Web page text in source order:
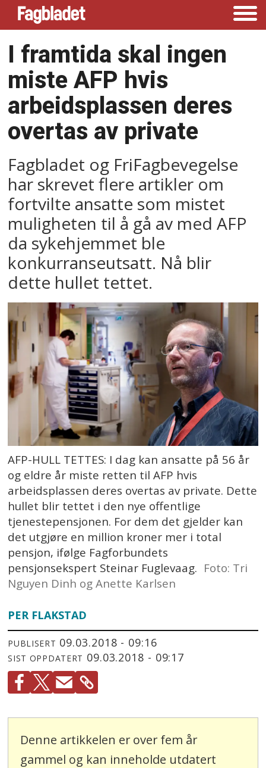
I framtida skal ingen
miste AFP hvis
arbeidsplassen deres
overtas av private
Fagbladet og FriFagbevegelse
har skrevet flere artikler om
fortvilte ansatte som mistet
muligheten til å gå av med AFP
da sykehjemmet ble
konkurranseutsatt. Nå blir
dette hullet tettet.
AFP-HULL TETTES: I dag kan ansatte på 56 år
og eldre år miste retten til AFP hvis
arbeidsplassen deres overtas av private. Dette
hullet blir tettet i den nye offentlige
tjenestepensjonen. For dem det gjelder kan
det utgjøre en million kroner mer i total
pensjon, ifølge Fagforbundets
pensjonsekspert Steinar Fuglevaag. Foto: Tri
Nguyen Dinh og Anette Karlsen
PER FLAKSTAD
PUBLISERT 09.03.2018 - 09:16
SIST OPPDATERT 09.03.2018 - 09:17
Denne artikkelen er over fem år
gammel og kan inneholde utdatert